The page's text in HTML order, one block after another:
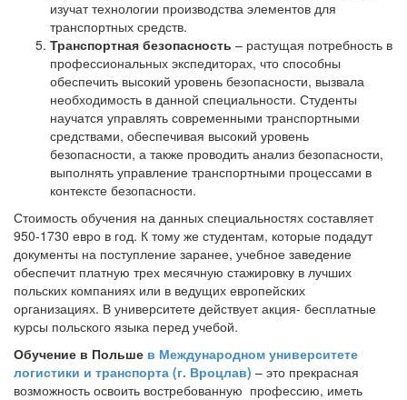
изучат технологии производства элементов для
транспортных средств.
Транспортная безопасность – растущая потребность в
профессиональных экспедиторах, что способны
обеспечить высокий уровень безопасности, вызвала
необходимость в данной специальности. Студенты
научатся управлять современными транспортными
средствами, обеспечивая высокий уровень
безопасности, а также проводить анализ безопасности,
выполнять управление транспортными процессами в
контексте безопасности.
Стоимость обучения на данных специальностях составляет
950-1730 евро в год. К тому же студентам, которые подадут
документы на поступление заранее, учебное заведение
обеспечит платную трех месячную стажировку в лучших
польских компаниях или в ведущих европейских
организациях. В университете действует акция- бесплатные
курсы польского языка перед учебой.
Обучение в Польше в Международном университете
логистики и транспорта (г. Вроцлав) – это прекрасная
возможность освоить востребованную профессию, иметь